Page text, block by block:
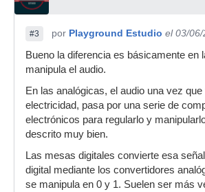
#3 por Playground Estudio el 03/
Bueno la diferencia es básicamente en
manipula el audio.
En las analógicas, el audio una vez que
electricidad, pasa por una serie de
electrónicos para regularlo y
descrito muy bien.
Las mesas digitales convierte esa
digital mediante los convertidores
se manipula en 0 y 1. Suelen ser más